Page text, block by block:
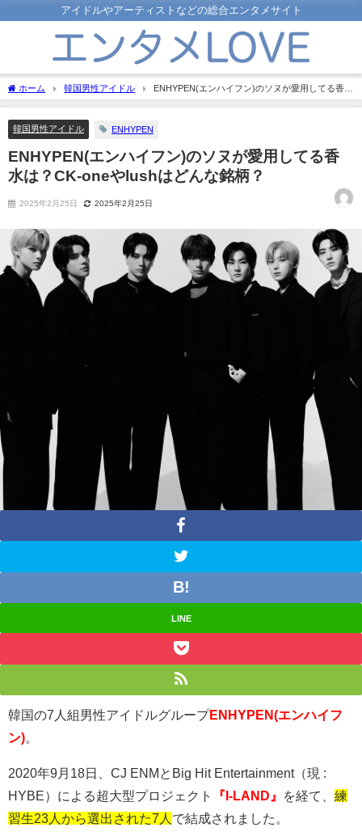
アイドルやアーティストなどの総合エンタメサイト
ホーム 韓国男性アイドル
ENHYPEN(エンハイフン)のソヌが愛用してる香水
は？CK-oneやlushはどんな銘柄？
韓国男性アイドル ENHYPEN
ENHYPEN(エンハイフン)のソヌが愛用してる香
水は？CK-oneやlushはどんな銘柄？
2025年2月25日 2025年2月25日
LINE
韓国の7人組男性アイドルグループENHYPEN(エンハイフ
ン)
2020年9 月 18日、 CJ ENM と Big Hit Entertainment（現 :
HYBE）による超大型プロジェクト 『I-LAND』 を経て、 練
習生23人から選出された7人 で結成されました。